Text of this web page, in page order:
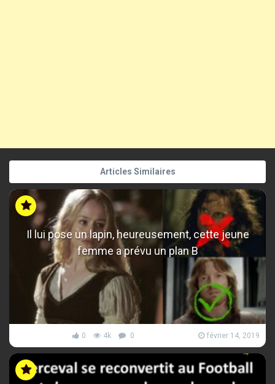
Articles Similaires
Il lui pose un lapin, heureusement, cette jeune
femme a prévu un plan B
0 4k 0 février 14, 2019